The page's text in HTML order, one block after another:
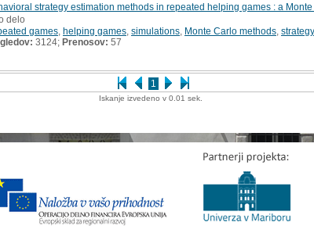
1
strategy estimation methods in repeated helping games : a
delo
games helping games simulations Monte Carlo methods
3124; Prenosov: 57
Iskanje izvedeno v 0.01 sek.